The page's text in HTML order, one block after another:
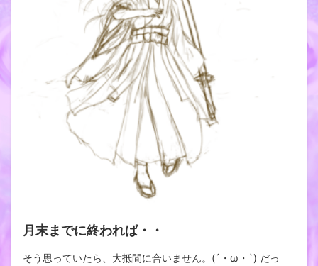
月末までに終われば・・
そう思っていたら、大抵間に合いません。(´・ω・`) だっ